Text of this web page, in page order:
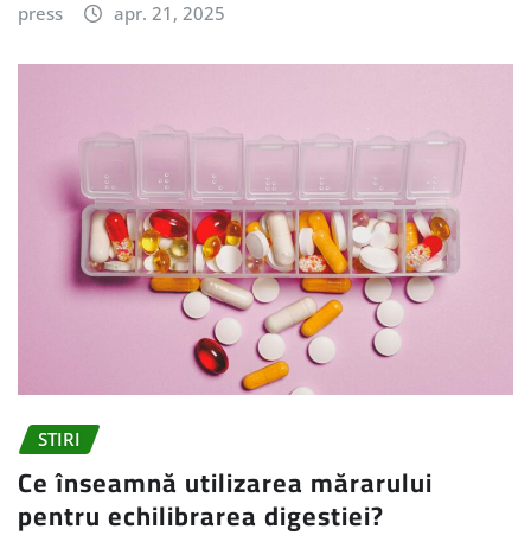
press apr. 21, 2025
STIRI
Ce înseamnă utilizarea mărarului
pentru echilibrarea digestiei?